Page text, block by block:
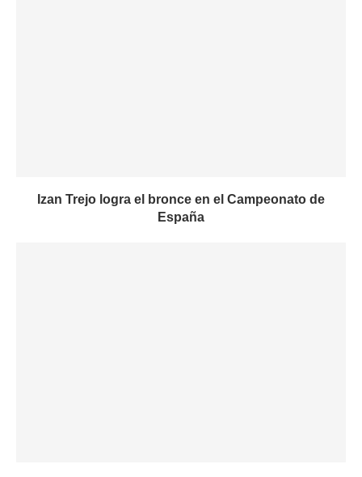
Izan Trejo logra el bronce en el Campeonato de
España